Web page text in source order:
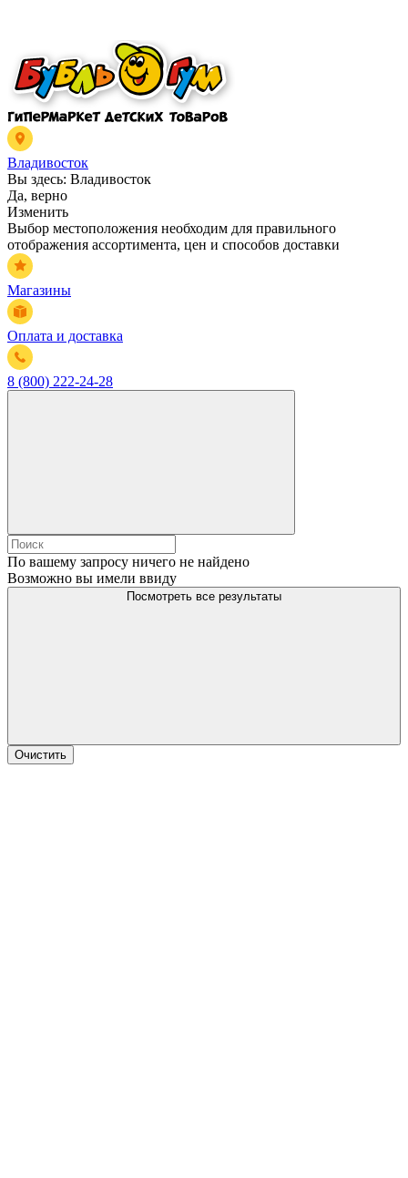
Владивосток
Вы здесь: Владивосток
Да, верно
Изменить
Выбор местоположения необходим для правильного
отображения ассортимента, цен и способов доставки
Магазины
Оплата и доставка
8 (800) 222-24-28
По вашему запросу ничего не найдено
Возможно вы имели ввиду
Посмотреть все результаты
Очистить